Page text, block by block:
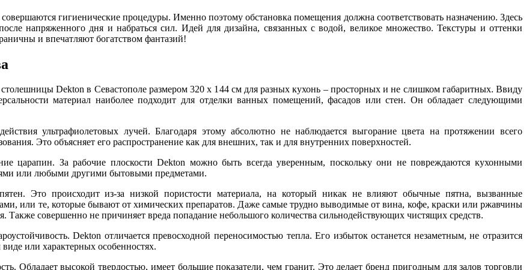
совершаются гигиенические процедуры. Именно поэтому обстановка помещения должна соответствовать назначению. Здесь
напряженного дня и набраться сил. Идей для дизайна, связанных с водой, великое множество. Текстуры и оттенки
и впечатляют богатством фантазий!
Dekton в Севастополе размером 320 x 144 см для разных кухонь – просторных и не слишком габаритных. Ввиду
материал наиболее подходит для отделки ванных помещений, фасадов или стен. Он обладает следующими
ультрафиолетовых лучей. Благодаря этому абсолютно не наблюдается выгорание цвета на протяжении всего
Это объясняет его распространение как для внешних, так и для внутренних поверхностей.
царапин. За рабочие плоскости Dekton можно быть всегда уверенным, поскольку они не повреждаются кухонными
или любыми другими бытовыми предметами.
Это происходит из-за низкой пористости материала, на который никак не влияют обычные пятна, вызванные
или те, которые бывают от химических препаратов. Даже самые трудно выводимые от вина, кофе, краски или ржавчины
Также совершенно не причиняет вреда попадание небольшого количества сильнодействующих чистящих средств.
Dekton отличается превосходной переносимостью тепла. Его избыток останется незаметным, не отразится
виде или характерных особенностях.
Обладает высокой твердостью, имеет большие показатели, чем гранит. Это делает бренд пригодным для залов торговли